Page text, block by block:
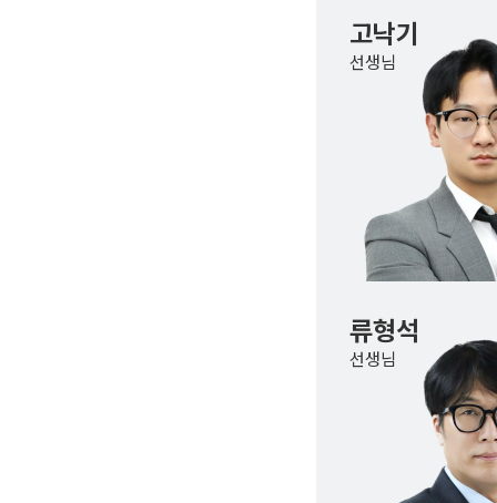
고낙기
선생님
류형석
선생님